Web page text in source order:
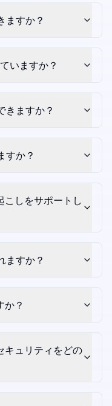
ますか？
いますか？
きますか？
すか？
しをサポートし
ますか？
か？
キュリティをどの